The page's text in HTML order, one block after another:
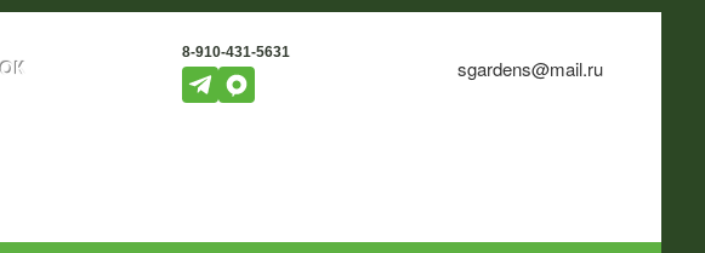
8-910-431-5631
sgardens@mail.ru